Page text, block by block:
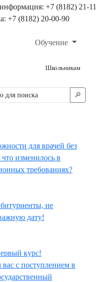
+7 (8182) 21-
+7 (8182) 20-00-90
Обучение
Школьникам
🔎︎
для врачей без
изменилось в
требованиях?
не
дату!
курс!
с поступлением в